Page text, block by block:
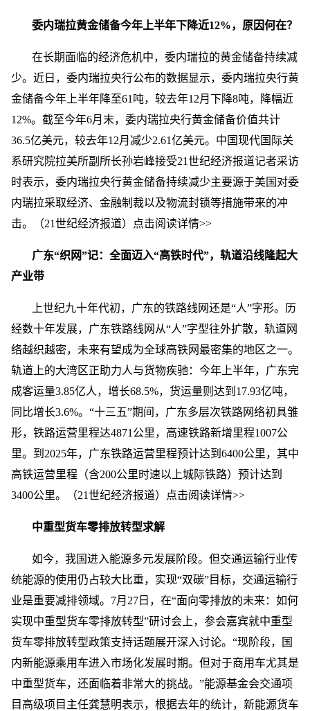
委内瑞拉黄金储备今年上半年下降近12%，原因何在？
在长期面临的经济危机中，委内瑞拉的黄金储备持续减
少。近日，委内瑞拉央行公布的数据显示，委内瑞拉央行黄
金储备今年上半年降至61吨，较去年12月下降8吨，降幅近
12%。截至今年6月末，委内瑞拉央行黄金储备价值共计
36.5亿美元，较去年12月减少2.61亿美元。中国现代国际关
系研究院拉美所副所长孙岩峰接受21世纪经济报道记者采访
时表示，委内瑞拉央行黄金储备持续减少主要源于美国对委
内瑞拉采取经济、金融制裁以及物流封锁等措施带来的冲
击。（21世纪经济报道）点击阅读详情>>
广东“织网”记：全面迈入“高铁时代”，轨道沿线隆起大
产业带
上世纪九十年代初，广东的铁路线网还是“人”字形。历
经数十年发展，广东铁路线网从“人”字型往外扩散，轨道网
络越织越密，未来有望成为全球高铁网最密集的地区之一。
轨道上的大湾区正助力人与货物疾驰：今年上半年，广东完
成客运量3.85亿人，增长68.5%，货运量则达到17.93亿吨，
同比增长3.6%。“十三五”期间，广东多层次铁路网络初具雏
形，铁路运营里程达4871公里，高速铁路新增里程1007公
里。到2025年，广东铁路运营里程预计达到6400公里，其中
高铁运营里程（含200公里时速以上城际铁路）预计达到
3400公里。（21世纪经济报道）点击阅读详情>>
中重型货车零排放转型求解
如今，我国进入能源多元发展阶段。但交通运输行业传
统能源的使用仍占较大比重，实现“双碳”目标，交通运输行
业是重要减排领域。7月27日，在“面向零排放的未来：如何
实现中重型货车零排放转型”研讨会上，参会嘉宾就中重型
货车零排放转型政策支持话题展开深入讨论。“现阶段，国
内新能源乘用车进入市场化发展时期。但对于商用车尤其是
中重型货车，还面临着非常大的挑战。”能源基金会交通项
目高级项目主任龚慧明表示，根据去年的统计，新能源货车